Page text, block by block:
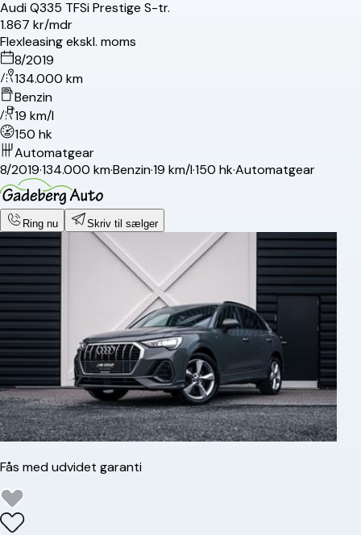
AudiQ335 TFSi Prestige S-tr.
1.867 kr/mdr
Flexleasing ekskl. moms
8/2019
134.000 km
Benzin
19 km/l
150 hk
Automatgear
8/2019·134.000 km·Benzin·19 km/l·150 hk·Automatgear
Ring nu Skriv til sælger
Fås med udvidet garanti